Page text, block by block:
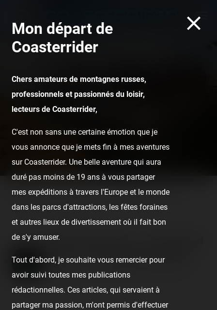
Disneyland Paris -
Disneyland Park — 23
Home Posts Reports Disneyland Paris - Disneyland
Park — 23 septembre 2007
Disneyland Paris - Disneyland
Park — 23 septembre 2007
Published19 years agoby Coasterrider | Reading time:
≈ 11 minutes
Mon départ de
Coasterrider
Chers amateurs de montagnes russes,
professionnels et passionnés du loisir,
lecteurs de Coasterrider,
C'est non sans une certaine émotion que je
vous annonce que je mets fin à mes aventures
sur Coasterrider. Une belle aventure qui aura
duré pas moins de 19 ans à vous partager
mes expéditions à travers l'Europe et le monde
dans les parcs d'attractions, les fêtes foraines
et autres lieux de divertissement où il fait bon
de s'y amuser.
Tout d'abord, je souhaite vous remercier pour
avoir suivi toutes mes publications
rédactionnelles. Ces articles, qui servaient à
partager ma passion, m'ont permis d'effectuer